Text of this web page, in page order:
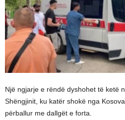
Një ngjarje e rëndë dyshohet të ketë
Shëngjinit, ku katër shokë nga
përballur me dallgët e forta.